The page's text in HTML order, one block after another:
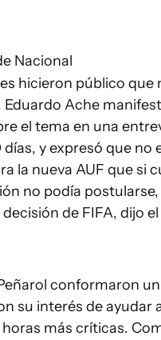
Nacional
hicieron público que
Eduardo Ache
el tema en una
días, y expresó que no
la nueva AUF que si
no podía
de FIFA, dijo
conformaron
su interés de ayudar
horas más críticas.